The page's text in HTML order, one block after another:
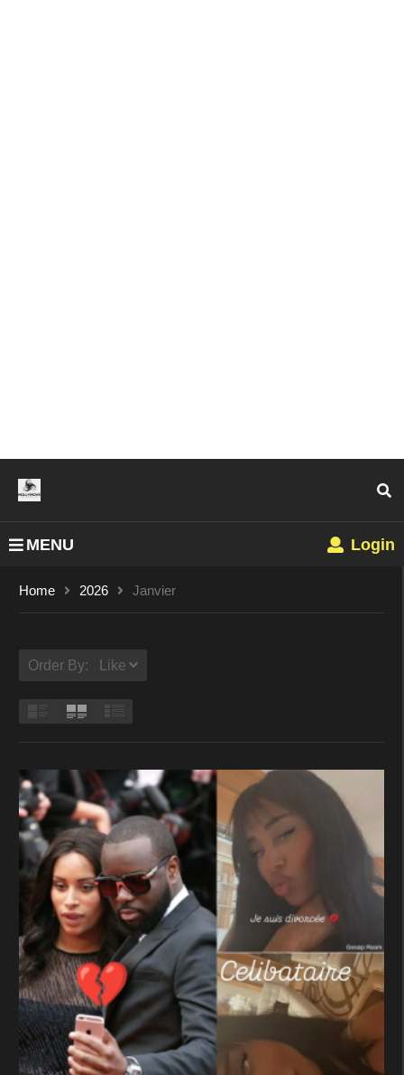
MENU Login
Home 2026 Janvier
Order By: Like